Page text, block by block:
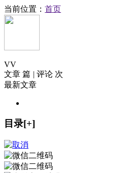
当前位置： 首页
VV
文章 篇 | 评论 次
最新文章
目录[+]